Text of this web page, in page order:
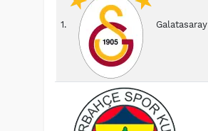
1. Galatasaray